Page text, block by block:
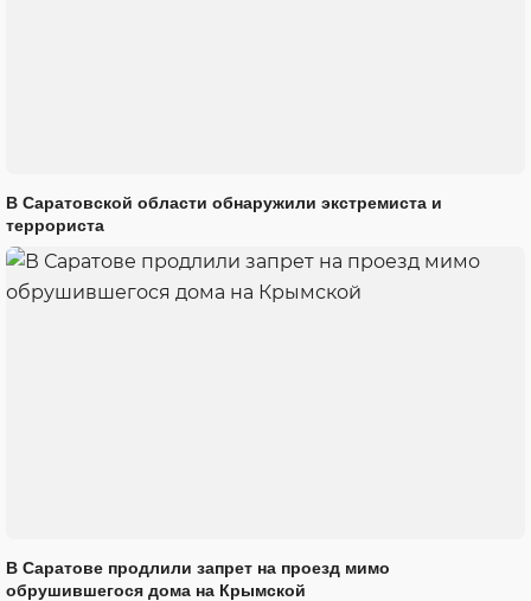
В Саратовской области обнаружили экстремиста и
террориста
В Саратове продлили запрет на проезд мимо
обрушившегося дома на Крымской